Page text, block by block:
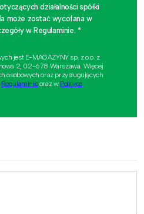
działalności spółki
może zostać wycofana w
w Regulaminie. *
jest E-MAGAZYNY sp. z o.o. z
2, 02-678 Warszawa. Więcej
osobowych oraz przysługujących
Regulaminieoraz w Polityce